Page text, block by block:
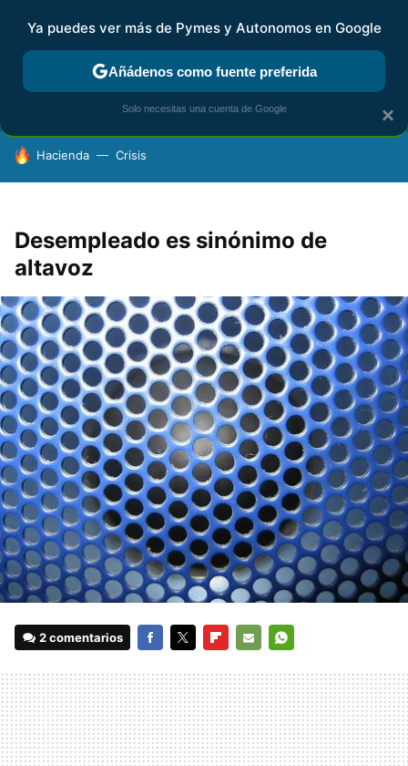
FISCALIDAD Y CONTABILIDAD KIT DIGITAL RENTA
HOY SE HABLA DE
Hacienda Crisis
Desempleado es sinónimo de
altavoz
2 comentarios
MAIL
×
Ya puedes ver más de Pymes y Autonomos en Google
Añádenos como fuente preferida
Solo necesitas una cuenta de Google